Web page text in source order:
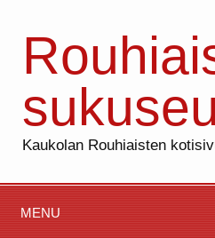
Kaukolan Rouhiaisten
MENU